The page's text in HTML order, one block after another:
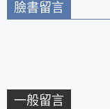
臉書留言
一般留言